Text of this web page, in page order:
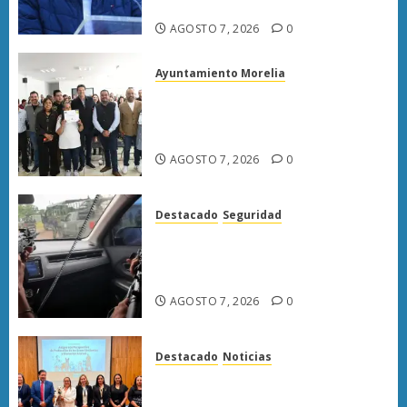
AGOSTO 7, 2026 0
Ayuntamiento Morelia
AGOSTO 7, 2026 0
Destacado Seguridad
AGOSTO 7, 2026 0
Destacado Noticias